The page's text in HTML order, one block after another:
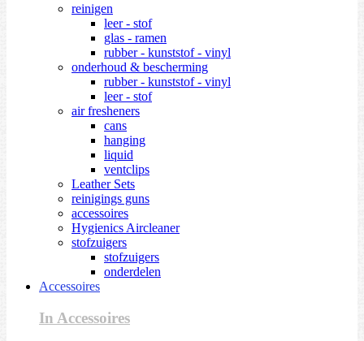
reinigen
leer - stof
glas - ramen
rubber - kunststof - vinyl
onderhoud & bescherming
rubber - kunststof - vinyl
leer - stof
air fresheners
cans
hanging
liquid
ventclips
Leather Sets
reinigings guns
accessoires
Hygienics Aircleaner
stofzuigers
stofzuigers
onderdelen
Accessoires
In Accessoires